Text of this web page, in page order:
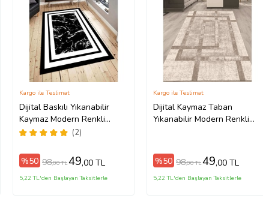
Dijital Baskılı Yıkanabilir
Kaymaz Modern Renkli
Salon Halısı Mutfak Halısı
(2)
Kargo ile Teslimat
%50 98,00 TL49,00 TL
5,22 TL'den Başlayan Taksitlerle
Dijital Kaymaz Taban
Yıkanabilir Modern Renkli
(Kahverengi)
Kargo ile Teslimat
%50 98,00 TL49,00 TL
5,22 TL'den Başlayan Taksitlerle